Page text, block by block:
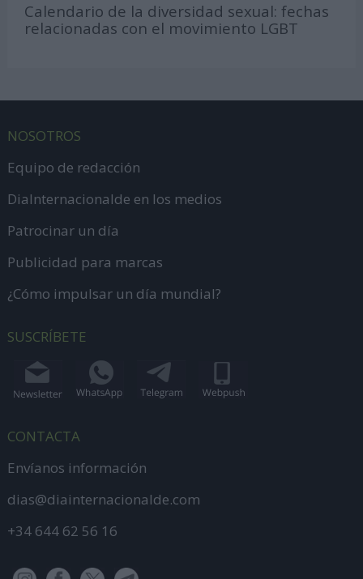
Calendario de la diversidad sexual: fechas
relacionadas con el movimiento LGBT
NOSOTROS
Equipo de redacción
DiaInternacionalde en los medios
Patrocinar un día
Publicidad para marcas
¿Cómo impulsar un día mundial?
SUSCRÍBETE
CONTACTA
Envíanos información
dias@diainternacionalde.com
+34 644 62 56 16